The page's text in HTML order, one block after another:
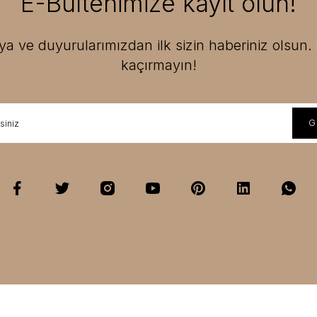
ve duyurularımızdan ilk sizin haberiniz olsun.
kaçırmayın!